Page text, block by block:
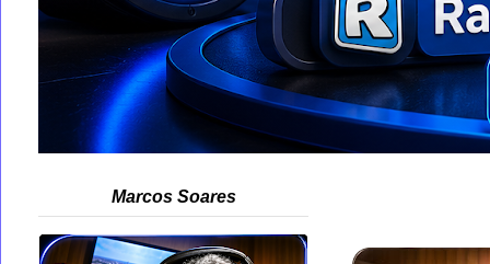
Marcos Soares